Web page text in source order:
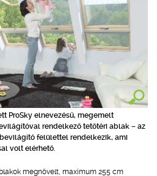
ProSky elnevezésű, megemelt
rendelkező tetőtéri ablak – az
felülettel rendelkezik, ami
volt elérhető.
megnövelt, maximum 255 cm